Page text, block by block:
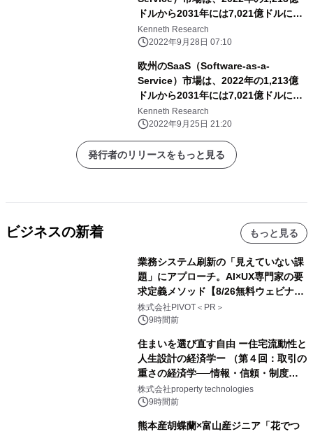
ドルから2031年には7,021億ドルに達
し、予測期間中のCAGRは18.82%に達
すると予測。
Kenneth Research
2022年9月28日 07:10
欧州のSaaS（Software-as-a-
Service）市場は、2022年の1,213億
ドルから2031年には7,021億ドルに達
し、予測期間中のCAGRは18.82%に達
すると予想。
Kenneth Research
2022年9月25日 21:20
発行者のリリースをもっと見る
ビジネスの新着 もっと見る
業務システム刷新の「見えていない課
題」にアプローチ。AI×UX専門家の要
求定義メソッド【8/26無料ウェビナ
ー】株式会社PIVOT
株式会社PIVOT＜PR＞
9時間前
住まいを選び直す自由 ー住宅流動性と
人生設計の経済学ー （第４回：取引の
重さの経済学──情報・信頼・制度を
PropTechはどう組み替えるか）｜
PropTech-Lab
株式会社property technologies
9時間前
熊本産胡蝶蘭×富山産ジニア「花でつ